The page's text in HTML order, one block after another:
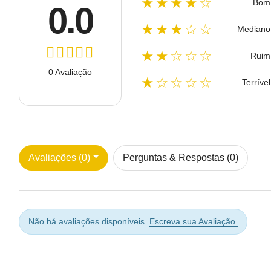
0.0
0 Avaliação
Bom
★★★☆☆ Mediano
★★☆☆☆ Ruim
★☆☆☆☆ Terrível
Avaliações (0) Perguntas & Respostas (0)
Não há avaliações disponíveis. Escreva sua Avaliação.